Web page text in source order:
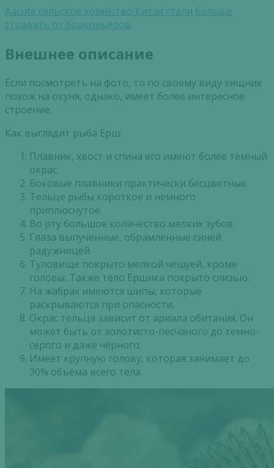
Aacute сельское хозяйство Китая стали больше
страдать от браконьеров
Внешнее описание
Если посмотреть на фото, то по своему виду хищник
похож на окуня, однако, имеет более интересное
строение.
Как выглядит рыба Ерш:
Плавник, хвост и спина его имеют более тёмный
окрас.
Боковые плавники практически бесцветные.
Тельце рыбы короткое и немного
приплюснутое.
Во рту большое количество мелких зубов.
Глаза выпученные, обрамленные синей
радужницей.
Туловище покрыто мелкой чешуей, кроме
головы. Также тело Ершика покрыто слизью.
На жабрах имеются шипы, которые
раскрываются при опасности.
Окрас тельца зависит от ариала обитания. Он
может быть от золотисто-песчаного до темно-
серого и даже чёрного.
Имеет крупную голову, которая занимает до
30% объёма всего тела.